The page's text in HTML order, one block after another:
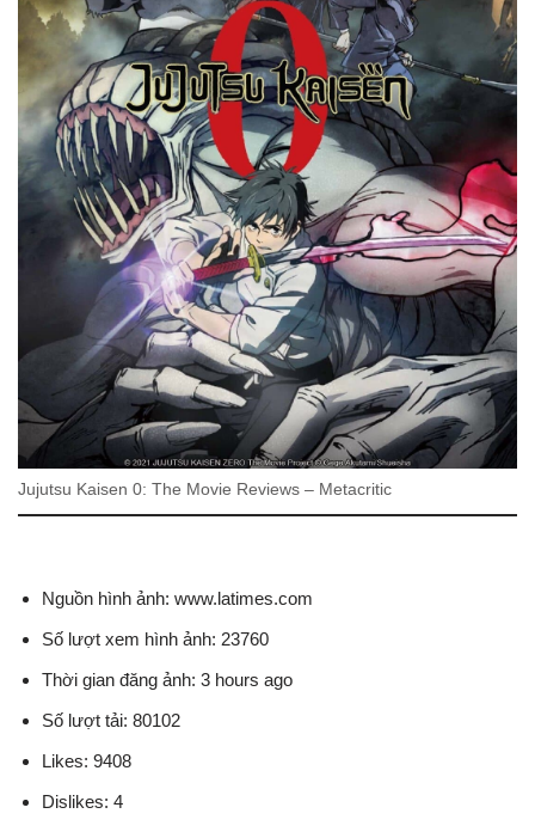
Jujutsu Kaisen 0: The Movie Reviews – Metacritic
Nguồn hình ảnh: www.latimes.com
Số lượt xem hình ảnh: 23760
Thời gian đăng ảnh: 3 hours ago
Số lượt tải: 80102
Likes: 9408
Dislikes: 4